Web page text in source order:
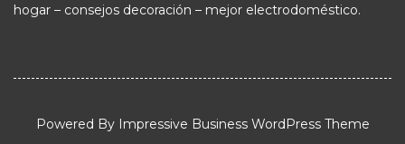
hogar – consejos decoración – mejor electrodoméstico.
Powered By Impressive Business WordPress Theme